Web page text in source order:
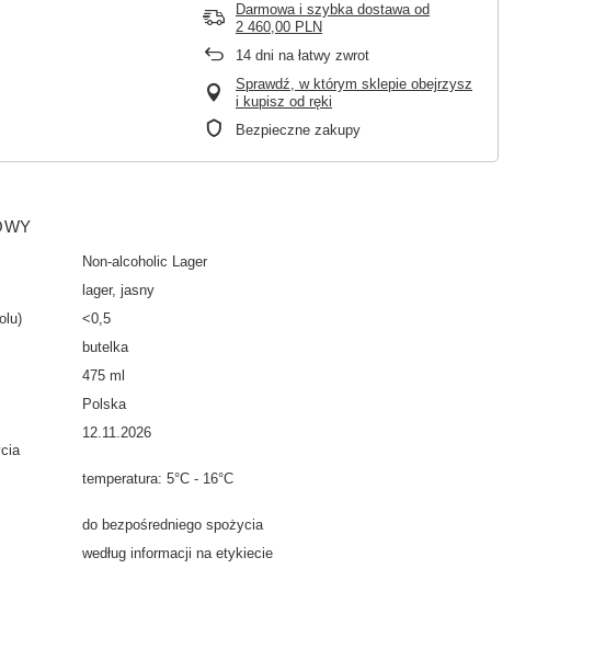
Darmowa i szybka dostawaod
2 460,00 PLN
14 dni na łatwy zwrot
Sprawdź, w którym sklepie obejrzysz
i kupisz od ręki
Bezpieczne zakupy
Non-alcoholic Lager
lager, jasny
<0,5
butelka
475 ml
Polska
12.11.2026
temperatura: 5°C - 16°C
do bezpośredniego spożycia
według informacji na etykiecie